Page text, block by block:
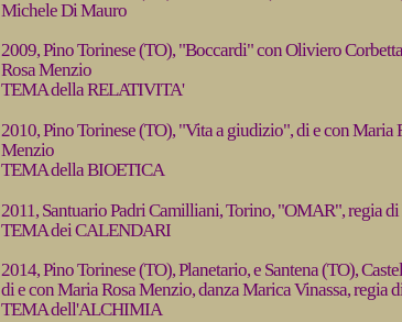
Michele Di Mauro
2009, Pino Torinese (TO), "Boccardi" con Oliviero
Rosa Menzio
TEMA della RELATIVITA'
2010, Pino Torinese (TO), "Vita a giudizio", di e con Maria
Menzio
TEMA della BIOETICA
2011, Santuario Padri Camilliani, Torino, "OMAR", regia
TEMA dei CALENDARI
2014, Pino Torinese (TO), Planetario, e Santena (TO),
di e con Maria Rosa Menzio, danza Marica Vinassa, regia
TEMA dell'ALCHIMIA